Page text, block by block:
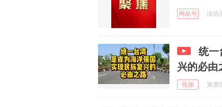
网易号 法治
统一
兴的必由
视频 寅虎